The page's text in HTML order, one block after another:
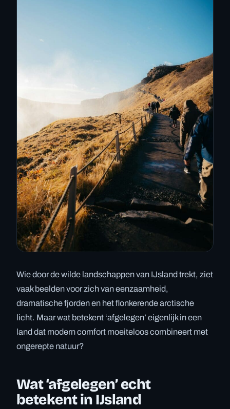
Wie door de wilde landschappen van IJsland trekt, ziet
vaak beelden voor zich van eenzaamheid,
dramatische fjorden en het flonkerende arctische
licht. Maar wat betekent ‘afgelegen’ eigenlijk in een
land dat modern comfort moeiteloos combineert met
ongerepte natuur?
Wat ‘afgelegen’ echt
betekent in IJsland